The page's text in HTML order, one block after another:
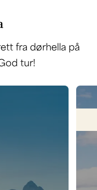
fra dørhella på
tur!